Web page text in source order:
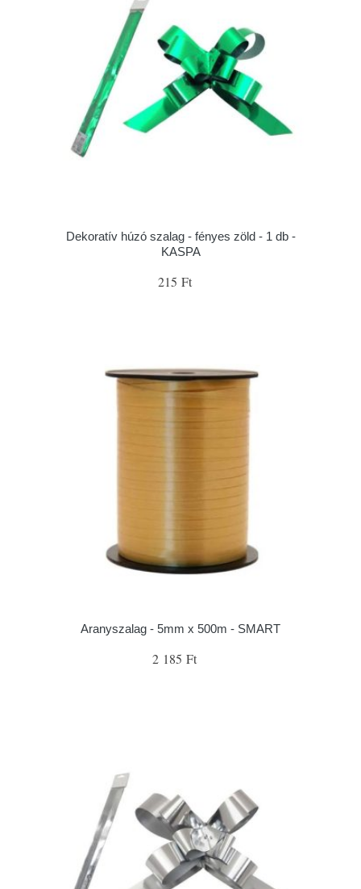
Dekoratív húzó szalag - fényes zöld - 1 db -
KASPA
215 Ft
Aranyszalag - 5mm x 500m - SMART
2 185 Ft